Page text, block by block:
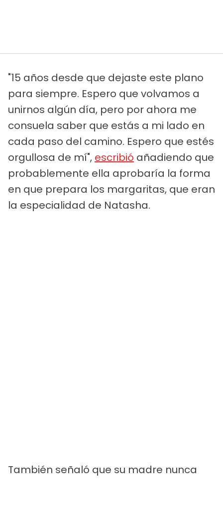
"15 años desde que dejaste este plano
para siempre. Espero que volvamos a
unirnos algún día, pero por ahora me
consuela saber que estás a mi lado en
cada paso del camino. Espero que estés
orgullosa de mí", escribió añadiendo que
probablemente ella aprobaría la forma
en que prepara los margaritas, que eran
la especialidad de Natasha.
También señaló que su madre nunca